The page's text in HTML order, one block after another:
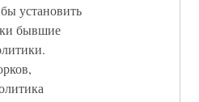
установить
бывшие